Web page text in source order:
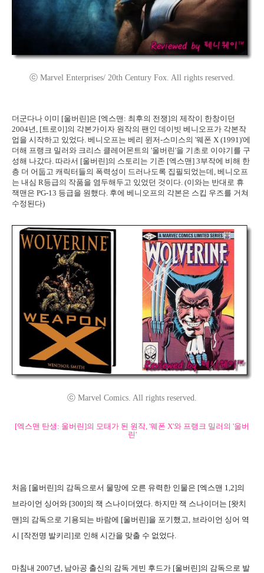
ⓒ Marvel Enterprises/ 20th Century Fox. All rights reserved.
더군다나 이미 [울버린]은 [엑스맨: 최후의 전쟁]의 제작이 한창이던
2004년, [트로이]의 각본가이자 원작의 팬인 데이빗 베니오프가 각본작
업을 시작하고 있었다. 베니오프는 베리 윈저-스미스의 '웨폰 X (1991)'에
더해 프랭크 밀러와 크리스 클레어몬트의 '울버린'을 기초로 이야기를 구
성해 나갔다. 따라서 [울버린]의 스토리는 기존 [엑스맨] 3부작에 비해 한
층 더 어둡고 캐릭터들의 폭력성이 드러나도록 집필되었는데, 베니오프
는 내심 R등급의 작품을 염두해두고 있었던 것이다. (이와는 반대로 휴
잭맨은 PG-13 등급을 원했다. 후에 베니오프의 각본은 스킵 우즈를 거쳐
수정된다)
ⓒ Marvel Comics. All rights reserved.
[엑스맨 탄생: 울버린]의 모태가 된 원작, '웨폰 X'와 프랭크 밀러의 '울버
린'
처음 [울버린]의 감독으로서 물망에 오른 유력한 인물은 [엑스맨 1,2]의
브라이언 싱어와 [300]의 잭 스나이더였다. 하지만 잭 스나이더는 [왓치
맨]의 감독으로 기용되는 바람에 [울버린]을 포기했고, 브라이언 싱어 역
시 [작전명 발키리]로 인해 시간을 맞출 수 없었다.
마침내 2007년, 남아공 출신의 감독 게빈 후드가 [울버린]의 감독으로 발